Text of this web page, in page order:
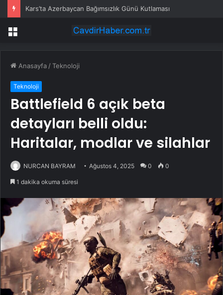
Kars’ta Azerbaycan Bağımsızlık Günü Kutlaması
Menü
Anasayfa /Teknoloji
Teknoloji
Battlefield 6 açık beta
detayları belli oldu:
Haritalar, modlar ve silahlar
NURCAN BAYRAM Ağustos 4, 2025 0 0
1 dakika okuma süresi